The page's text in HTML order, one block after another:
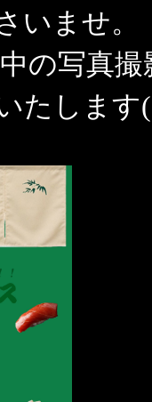
いませ。
の写真
たしま